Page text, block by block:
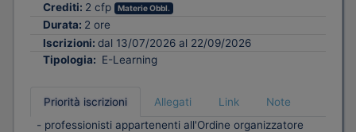
Crediti: 2 cfp Materie Obbl.
Durata: 2 ore
Iscrizioni: dal 13/07/2026 al 22/09/2026
Tipologia: E-Learning
Priorità iscrizioni Allegati Link
Note
- professionisti appartenenti all'Ordine organizzatore